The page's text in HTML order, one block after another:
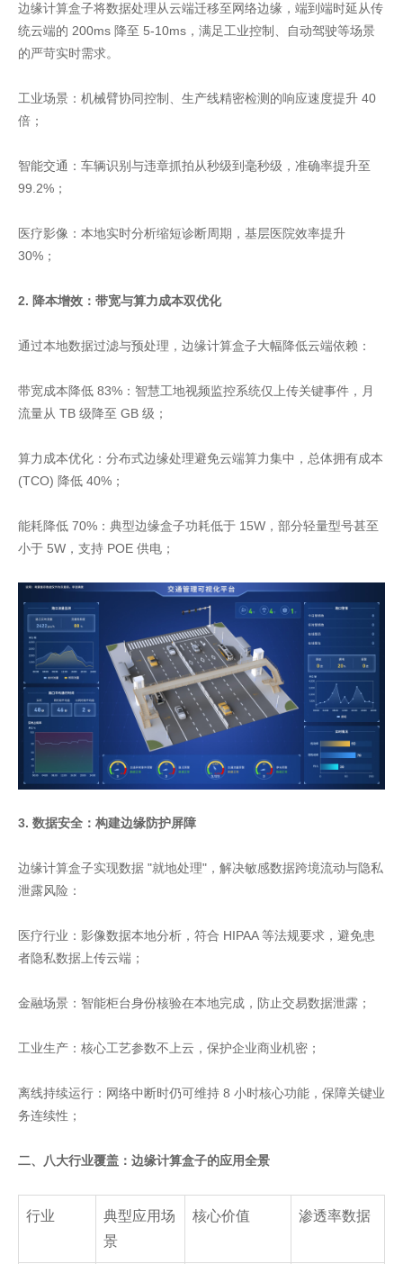
边缘计算盒子将数据处理从云端迁移至网络边缘，端到端时延从传
统云端的 200ms 降至 5-10ms，满足工业控制、自动驾驶等场景
的严苛实时需求。
工业场景：机械臂协同控制、生产线精密检测的响应速度提升 40
倍；
智能交通：车辆识别与违章抓拍从秒级到毫秒级，准确率提升至
99.2%；
医疗影像：本地实时分析缩短诊断周期，基层医院效率提升
30%；
2. 降本增效：带宽与算力成本双优化
通过本地数据过滤与预处理，边缘计算盒子大幅降低云端依赖：
带宽成本降低 83%：智慧工地视频监控系统仅上传关键事件，月
流量从 TB 级降至 GB 级；
算力成本优化：分布式边缘处理避免云端算力集中，总体拥有成本
(TCO) 降低 40%；
能耗降低 70%：典型边缘盒子功耗低于 15W，部分轻量型号甚至
小于 5W，支持 POE 供电；
3. 数据安全：构建边缘防护屏障
边缘计算盒子实现数据 "就地处理"，解决敏感数据跨境流动与隐私
泄露风险：
医疗行业：影像数据本地分析，符合 HIPAA 等法规要求，避免患
者隐私数据上传云端；
金融场景：智能柜台身份核验在本地完成，防止交易数据泄露；
工业生产：核心工艺参数不上云，保护企业商业机密；
离线持续运行：网络中断时仍可维持 8 小时核心功能，保障关键业
务连续性；
二、八大行业覆盖：边缘计算盒子的应用全景
行业
典型应用场
景
核心价值 渗透率数据